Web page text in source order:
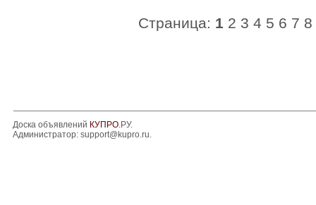
Страница: 1 2 3 4 5 6 7 8
Доска объявлений КУПРО.РУ.
Администратор: support@kupro.ru.